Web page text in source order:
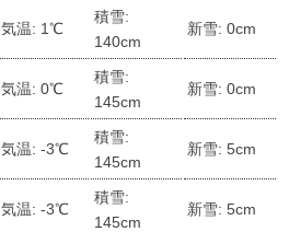
気温: 1℃
積雪:
140cm
新雪: 0cm
気温: 0℃
積雪:
145cm
新雪: 0cm
気温: -3℃
積雪:
145cm
新雪: 5cm
気温: -3℃
積雪:
145cm
新雪: 5cm